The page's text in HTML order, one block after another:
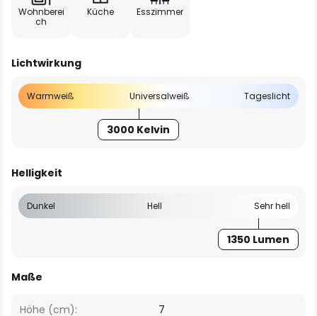
Wohnberei
ch
Küche Esszimmer
Lichtwirkung
Warmweiß Universalweiß Tageslicht
3000 Kelvin
Helligkeit
Dunkel Hell Sehr hell
1350 Lumen
Maße
Höhe (cm): 7